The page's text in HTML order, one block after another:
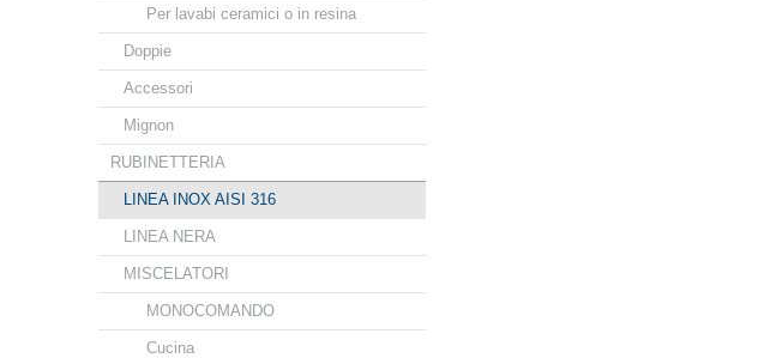
Per lavabi ceramici o in resina
Doppie
Accessori
Mignon
RUBINETTERIA
LINEA INOX AISI 316
LINEA NERA
MISCELATORI
MONOCOMANDO
Cucina